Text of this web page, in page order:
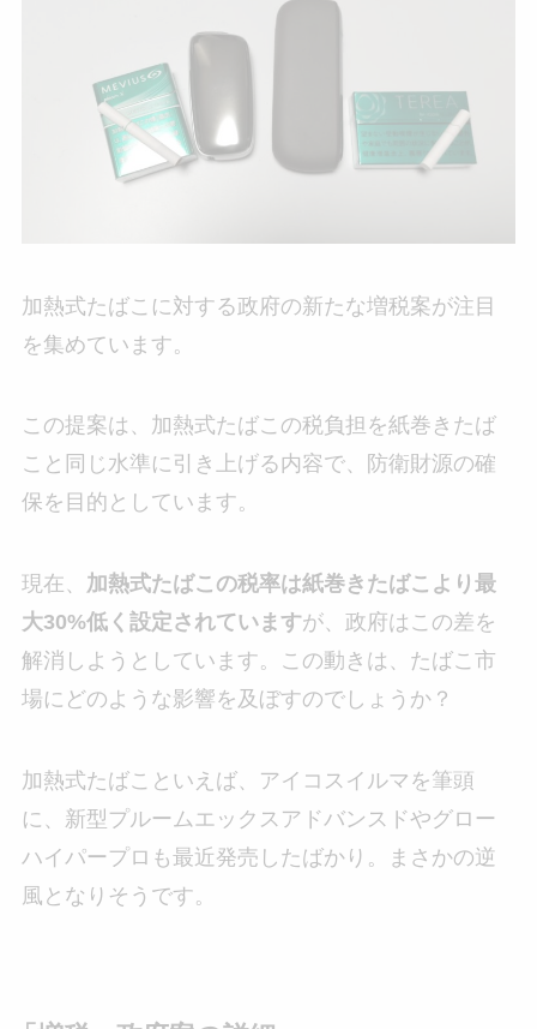
加熱式たばこに対する政府の新たな増税案が注目
を集めています。
この提案は、加熱式たばこの税負担を紙巻きたば
こと同じ水準に引き上げる内容で、防衛財源の確
保を目的としています。
現在、 加熱式たばこの税率は紙巻きたばこより最
大30%低く設定されていますが、政府はこの差を
解消しようとしています。この動きは、たばこ市
場にどのような影響を及ぼすのでしょうか？
加熱式たばこといえば、アイコスイルマを筆頭
に、新型プルームエックスアドバンスドやグロー
ハイパープロも最近発売したばかり。まさかの逆
風となりそうです。